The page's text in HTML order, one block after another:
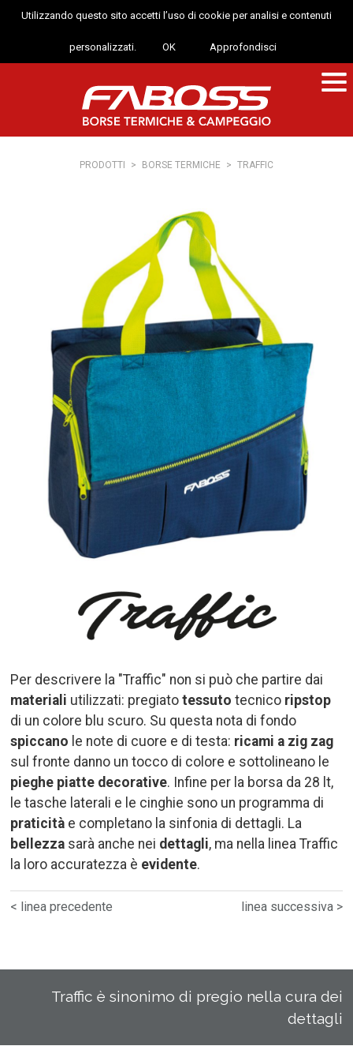
Utilizzando questo sito accetti l’uso di cookie per analisi e contenuti
personalizzati. OK Approfondisci
PRODOTTI > BORSE TERMICHE > TRAFFIC
Per descrivere la "Traffic" non si può che partire dai
materiali utilizzati: pregiatotessuto tecnico ripstop
di un colore blu scuro. Su questa nota di fondo
spiccano le note di cuore e di testa: ricami a zig zag
sul fronte danno un tocco di colore e sottolineano le
pieghe piatte decorative. Infine per la borsa da 28 lt,
le tasche laterali e le cinghie sono un programma di
praticità e completano la sinfonia di dettagli. La
bellezza sarà anche nei dettagli, ma nella linea Traffic
la loro accuratezza è evidente.
< linea precedente linea successiva >
Traffic è sinonimo di pregio nella cura dei
dettagli